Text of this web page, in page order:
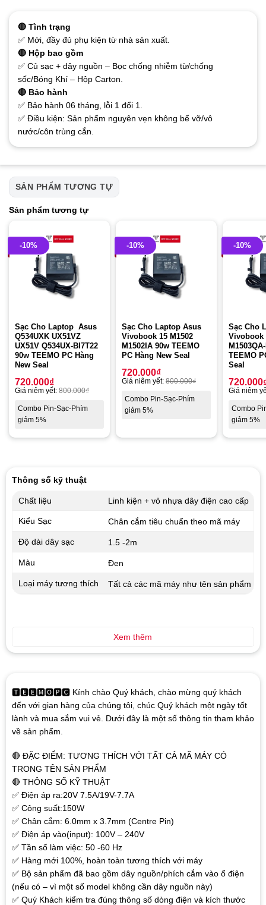
🔴 Tình trạng
✅ Mới, đầy đủ phụ kiện từ nhà sản xuất.
🔴 Hộp bao gồm
✅ Củ sạc + dây nguồn – Bọc chống nhiễm từ/chống
sốc/Bóng Khí – Hộp Carton.
🔴 Bảo hành
✅ Bảo hành 06 tháng, lỗi 1 đổi 1.
✅ Điều kiện: Sản phẩm nguyên vẹn không bể vỡ/vô
nước/côn trùng cắn.
SẢN PHẨM TƯƠNG TỰ
Sản phẩm tương tự
-10%
Sạc Cho Laptop Asus
Q534UXK UX51VZ
UX51V Q534UX-BI7T22
90w TEEMO PC Hàng
New Seal
720.000₫
Giá niêm yết: 800.000₫
Combo Pin-Sạc-Phím
giảm 5%
-10%
Sạc Cho Laptop Asus
Vivobook 15 M1502
M1502IA 90w TEEMO
PC Hàng New Seal
720.000₫
Giá niêm yết: 800.000₫
Combo Pin-Sạc-Phím
giảm 5%
-10%
Sạc Cho
Vivobook
TEEMO
Seal
720.000
Giá niêm
Combo
giảm 5%
🆃🅴🅴🅼🅾🅿🅲 Kính chào Quý khách, chào mừng quý khách
đến với gian hàng của chúng tôi, chúc Quý khách một ngày tốt
lành và mua sắm vui vẻ. Dưới đây là một số thông tin tham khảo
về sản phẩm.
🔴 ĐẶC ĐIỂM: TƯƠNG THÍCH VỚI TẤT CẢ MÃ MÁY CÓ
TRONG TÊN SẢN PHẨM
🔴 THÔNG SỐ KỸ THUẬT
✅ Điện áp ra:20V 7.5A/19V-7.7A
✅ Công suất:150W
✅ Chân cắm: 6.0mm x 3.7mm (Centre Pin)
✅ Điện áp vào(input): 100V – 240V
✅ Tần số làm việc: 50 -60 Hz
✅ Hàng mới 100%, hoàn toàn tương thích với máy
✅ Bộ sản phẩm đã bao gồm dây nguồn/phích cắm vào ổ điện
(nếu có – vì một số model không cần dây nguồn này)
✅ Quý Khách kiểm tra đúng thông số dòng điện và kích thước
Thông số kỹ thuật
Chất liệu Linh kiện + vỏ nhựa dây điện cao cấp
Kiểu Sạc Chân cắm tiêu chuẩn theo mã máy
Độ dài dây sạc 1.5 -2m
Màu Đen
Loại máy tương thích Tất cả các mã máy như tên sản phẩm
Xem thêm